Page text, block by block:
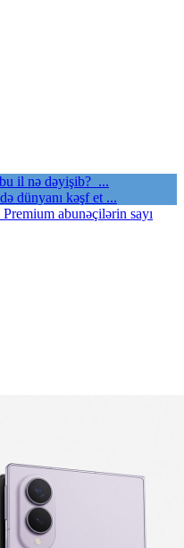
il nə dəyişib? ...
dünyanı kəşf et ...
abunəçilərin sayı